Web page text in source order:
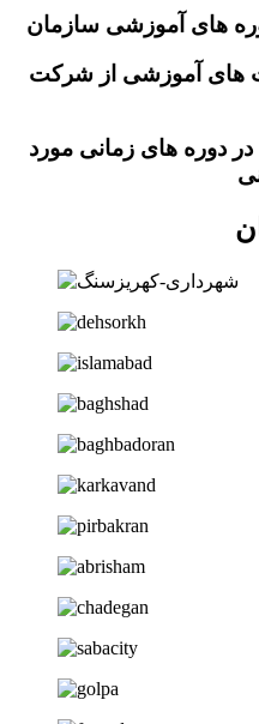
های آموزشی سازمان
های آموزشی از شرکت
دوره های زمانی مورد